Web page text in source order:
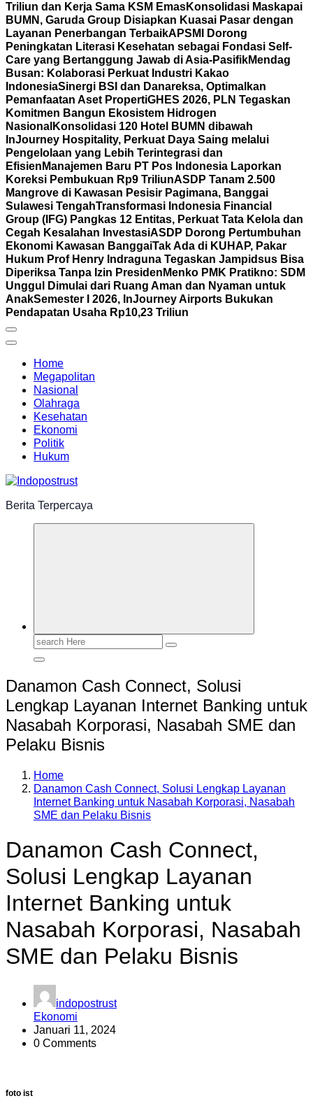
Triliun dan Kerja Sama KSM EmasKonsolidasi Maskapai
BUMN, Garuda Group Disiapkan Kuasai Pasar dengan
Layanan Penerbangan TerbaikAPSMI Dorong
Peningkatan Literasi Kesehatan sebagai Fondasi Self-
Care yang Bertanggung Jawab di Asia-PasifikMendag
Busan: Kolaborasi Perkuat Industri Kakao
IndonesiaSinergi BSI dan Danareksa, Optimalkan
Pemanfaatan Aset PropertiGHES 2026, PLN Tegaskan
Komitmen Bangun Ekosistem Hidrogen
Nasional Konsolidasi 120 Hotel BUMN dibawah
InJourney Hospitality, Perkuat Daya Saing melalui
Pengelolaan yang Lebih Terintegrasi dan
Efisien Manajemen Baru PT Pos Indonesia Laporkan
Koreksi Pembukuan Rp9 TriliunASDP Tanam 2.500
Mangrove di Kawasan Pesisir Pagimana, Banggai
Sulawesi TengahTransformasi Indonesia Financial
Group (IFG) Pangkas 12 Entitas, Perkuat Tata Kelola dan
Cegah Kesalahan InvestasiASDP Dorong Pertumbuhan
Ekonomi Kawasan BanggaiTak Ada di KUHAP, Pakar
Hukum Prof Henry Indraguna Tegaskan Jampidsus Bisa
Diperiksa Tanpa Izin Presiden Menko PMK Pratikno: SDM
Unggul Dimulai dari Ruang Aman dan Nyaman untuk
AnakSemester I 2026, InJourney Airports Bukukan
Pendapatan Usaha Rp10,23 Triliun
Home
Megapolitan
Nasional
Olahraga
Kesehatan
Ekonomi
Politik
Hukum
Berita Terpercaya
Search
Danamon Cash Connect, Solusi
Lengkap Layanan Internet Banking untuk
Nasabah Korporasi, Nasabah SME dan
Pelaku Bisnis
Home
Danamon Cash Connect, Solusi Lengkap Layanan
Internet Banking untuk Nasabah Korporasi, Nasabah
SME dan Pelaku Bisnis
Danamon Cash Connect,
Solusi Lengkap Layanan
Internet Banking untuk
Nasabah Korporasi, Nasabah
SME dan Pelaku Bisnis
indopostrust
Ekonomi
Januari 11, 2024
0 Comments
foto ist